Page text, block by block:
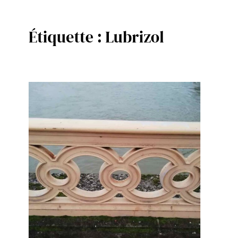
Étiquette :Lubrizol